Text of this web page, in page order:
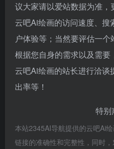
议大家请以爱站数据为准，
云吧Ai绘画的访问速度、搜
户体验等；当然要评估一
根据您自身的需求以及需
云吧Ai绘画的站长进行洽
出率等！
特别
本站2345AI导航提供的云吧Ai
链接的准确性和完整性，同时